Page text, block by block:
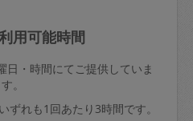
用可能時間
日・時間にてご提供していま
す。
ずれも1回あたり3時間です。